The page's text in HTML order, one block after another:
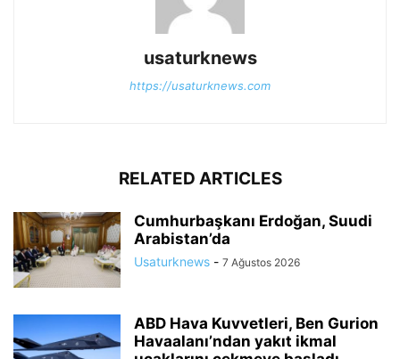
usaturknews
https://usaturknews.com
RELATED ARTICLES
Cumhurbaşkanı Erdoğan, Suudi
Arabistan’da
Usaturknews - 7 Ağustos 2026
ABD Hava Kuvvetleri, Ben Gurion
Havaalanı’ndan yakıt ikmal